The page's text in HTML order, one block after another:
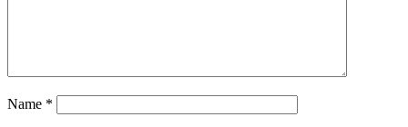
Name *